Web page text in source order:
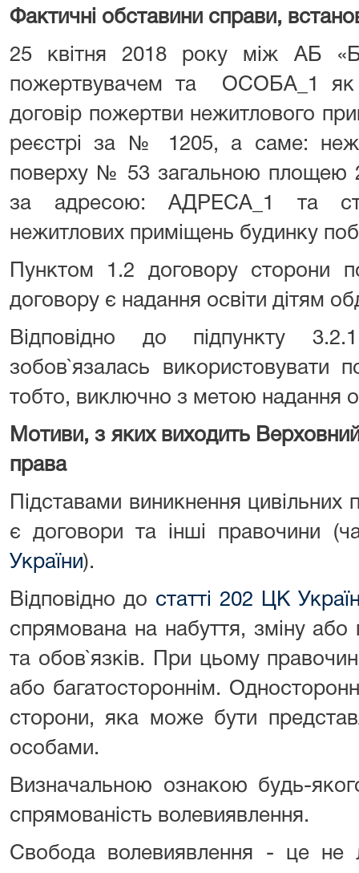
Фактичні обставини справи,
25 квітня 2018 року між АБ
пожертвувачем та ОСОБА_1 як
договір пожертви нежитлового
реєстрі за № 1205, а саме:
поверху № 53 загальною площею
за адресою: АДРЕСА_1 та
нежитлових приміщень будинку
Пунктом 1.2 договору сторони
договору є надання освіти дітям
Відповідно до підпункту
зобов`язалась використовувати
тобто, виключно з метою надання
Мотиви, з яких виходить
права
Підставами виникнення
є договори та інші правочини
України).
Відповідно до статті 202 ЦК
спрямована на набуття, зміну або
та обов`язків. При цьому
або багатостороннім.
сторони, яка може бути
особами.
Визначальною ознакою будь-
спрямованість волевиявлення.
Свобода волевиявлення - це не